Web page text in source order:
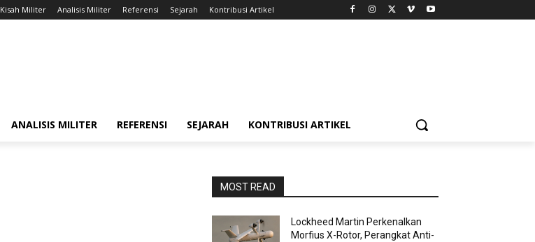
Kisah Militer Analisis Militer Referensi Sejarah Kontribusi Artikel
ANALISIS MILITER REFERENSI SEJARAH KONTRIBUSI ARTIKEL
MOST READ
Lockheed Martin Perkenalkan
Morfius X-Rotor, Perangkat Anti-